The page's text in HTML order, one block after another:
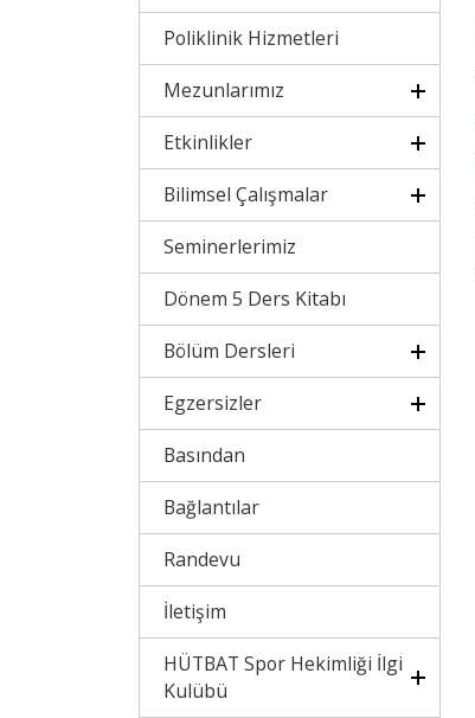
Poliklinik Hizmetleri
Mezunlarımız
Etkinlikler
Bilimsel Çalışmalar
Seminerlerimiz
Dönem 5 Ders Kitabı
Bölüm Dersleri
Egzersizler
Basından
Bağlantılar
Randevu
İletişim
HÜTBAT Spor Hekimliği İlgi
Kulübü